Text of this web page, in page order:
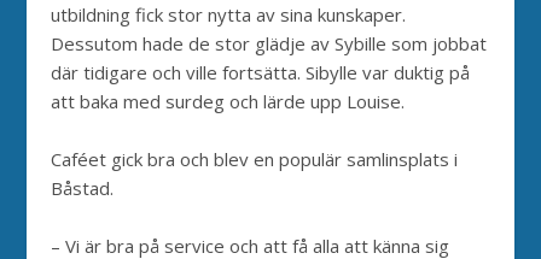
utbildning fick stor nytta av sina kunskaper.
Dessutom hade de stor glädje av Sybille som jobbat
där tidigare och ville fortsätta. Sibylle var duktig på
att baka med surdeg och lärde upp Louise.
Caféet gick bra och blev en populär samlinsplats i
Båstad.
– Vi är bra på service och att få alla att känna sig